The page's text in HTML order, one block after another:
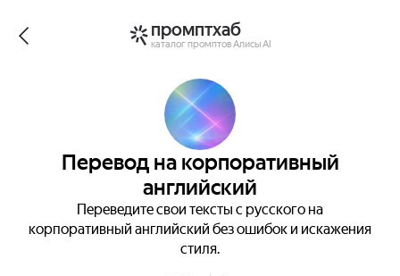
промптхаб
каталог промптов Алисы AI
Перевод на корпоративный
английский
Переведите свои тексты с русского на
корпоративный английский без ошибок и искажения
стиля.